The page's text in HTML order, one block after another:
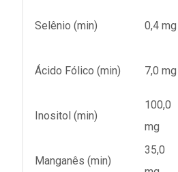
Selênio (min) 0,4 mg
Ácido Fólico (min) 7,0 mg
Inositol (min)
100,0
mg
Manganês (min)
35,0